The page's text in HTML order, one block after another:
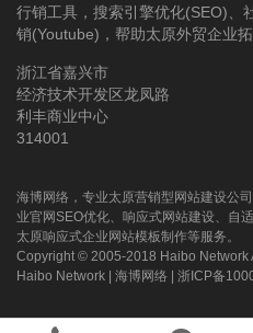
行销工具，搜索引擎优化(SEO)、
销(Youtube)，帮助太原外贸企业拓
浙江省嘉兴市
经济技术开发区龙凤路
利丰商业中心
314001
海博网络，专业太原营销型网站建设公
业官网SEO优化、响应式网站建设、自
太原响应式企业网站模板制作等服务。
Copyright © 2005-2018 Haibo Network
Haibo Network | 海博网络 | 浙ICP备